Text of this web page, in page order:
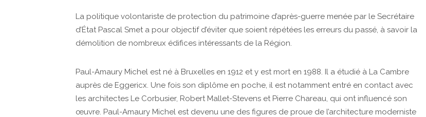
La politique volontariste de protection du patrimoine d’après-guerre menée par le Secrétaire
d’État Pascal Smet a pour objectif d’éviter que soient répétées les erreurs du passé, à savoir la
démolition de nombreux édifices intéressants de la Région.
Paul-Amaury Michel est né à Bruxelles en 1912 et y est mort en 1988. Il a étudié à La Cambre
auprès de Eggericx. Une fois son diplôme en poche, il est notamment entré en contact avec
les architectes Le Corbusier, Robert Mallet-Stevens et Pierre Chareau, qui ont influencé son
œuvre. Paul-Amaury Michel est devenu une des figures de proue de l’architecture moderniste